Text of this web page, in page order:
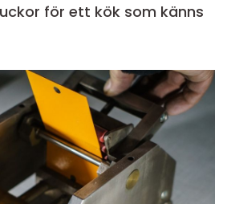
för ett kök som känns